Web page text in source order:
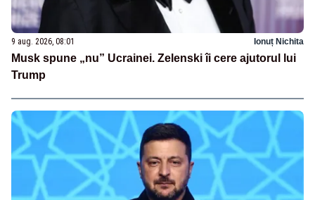
9 aug. 2026, 08:01 Ionuț Nichita
Musk spune „nu” Ucrainei. Zelenski îi cere ajutorul lui
Trump